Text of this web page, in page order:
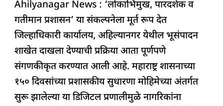
c
e
b
o
o
k
at
s
A
p
p
k
e
dI
n
re
a
d
s
e
g
ra
m
ar
e
Ahilyanagar News : ‘लोकाभिमुख, पारदर्शक व
गतीमान प्रशासन’ या संकल्पनेला मूर्त रूप देत
जिल्हाधिकारी कार्यालय, अहिल्यानगर येथील भूसंपादन
शाखेत दाखला देण्याची प्रक्रिया आता पूर्णपणे
संगणकीकृत करण्यात आली आहे. महाराष्ट्र शासनाच्या
१५० दिवसांच्या प्रशासकीय सुधारणा मोहिमेच्या अंतर्गत
सुरू झालेल्या या डिजिटल प्रणालीमुळे नागरिकांना